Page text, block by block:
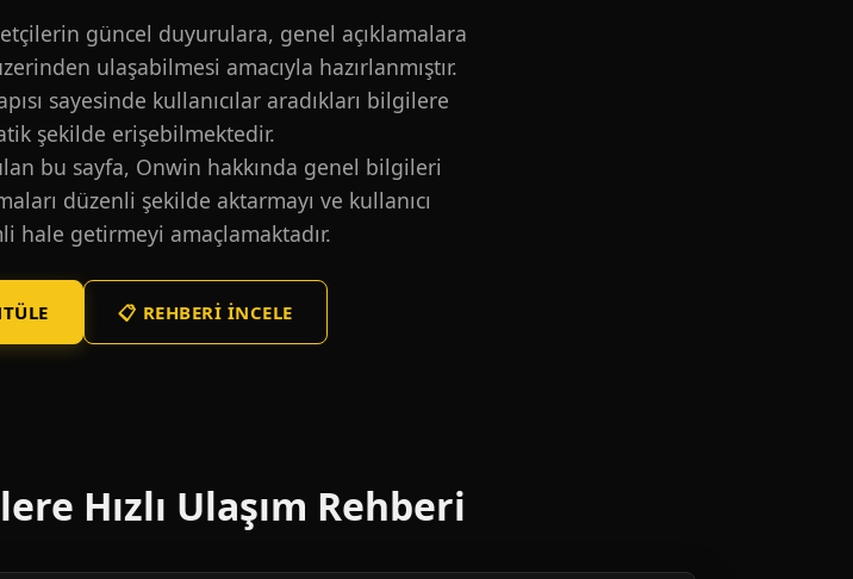
güncel duyurulara, genel açıklamalara
ulaşabilmesi amacıyla hazırlanmıştır.
sayesinde kullanıcılar aradıkları bilgilere
şekilde erişebilmektedir.
bu sayfa, Onwin hakkında genel bilgileri
düzenli şekilde aktarmayı ve kullanıcı
hale getirmeyi amaçlamaktadır.
📋 REHBERI İNCELE
Hızlı Ulaşım Rehberi